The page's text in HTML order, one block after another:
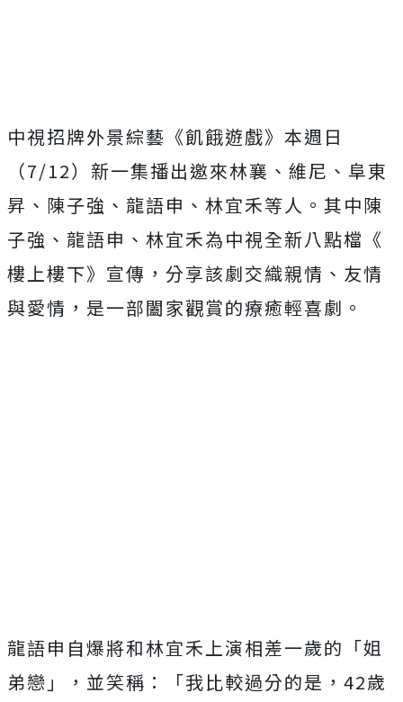
中視招牌外景綜藝《飢餓遊戲》本週日
（7/12） 新一集播出邀來林襄、維尼、阜東
昇、陳子強、龍語申、 林宜禾等人。其中陳
子強、龍語申、林宜禾為中視全新八點檔《
樓上樓下》宣傳，分享該劇交織親情、友情
與愛情， 是一部闔家觀賞的療癒輕喜劇。
龍語申自爆將和林宜禾上演相差一歲的「姐
弟戀」，並笑稱：「我比較過分的是， 42歲